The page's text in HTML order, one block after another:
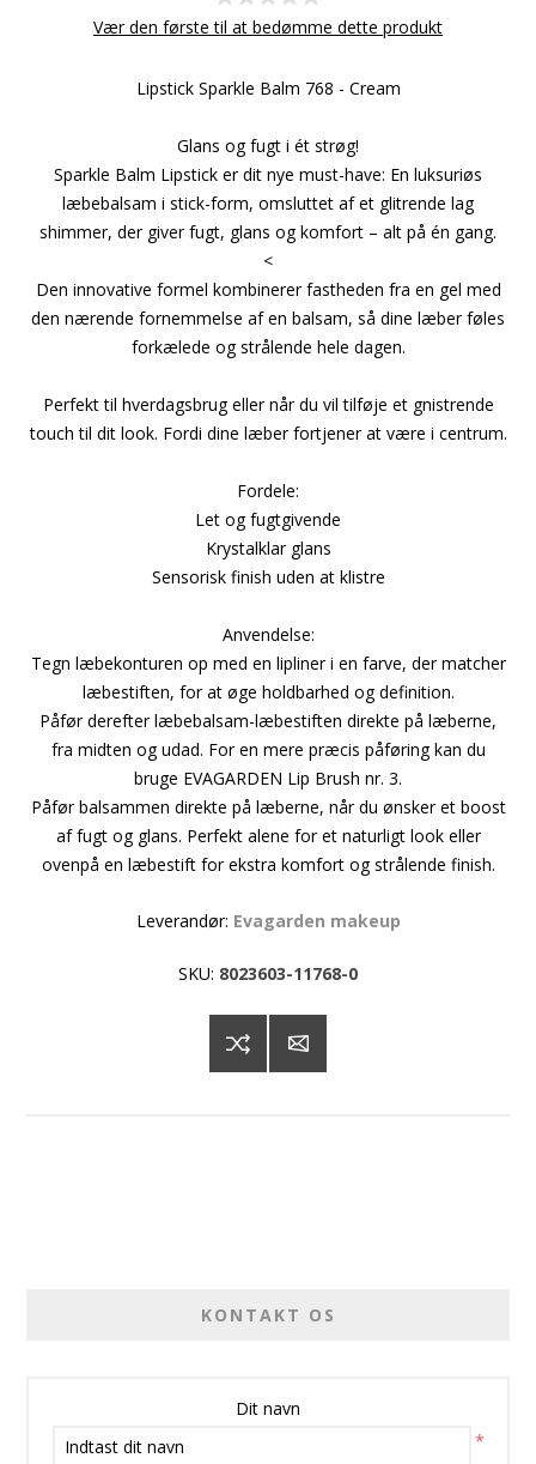
Vær den første til at bedømme dette produkt
Lipstick Sparkle Balm 768 - Cream
Glans og fugt i ét strøg!
Sparkle Balm Lipstick er dit nye must-have: En luksuriøs
læbebalsam i stick-form, omsluttet af et glitrende lag
shimmer, der giver fugt, glans og komfort – alt på én gang.
<
Den innovative formel kombinerer fastheden fra en gel med
den nærende fornemmelse af en balsam, så dine læber føles
forkælede og strålende hele dagen.
Perfekt til hverdagsbrug eller når du vil tilføje et gnistrende
touch til dit look. Fordi dine læber fortjener at være i centrum.
Fordele:
Let og fugtgivende
Krystalklar glans
Sensorisk finish uden at klistre
Anvendelse:
Tegn læbekonturen op med en lipliner i en farve, der matcher
læbestiften, for at øge holdbarhed og definition.
Påfør derefter læbebalsam-læbestiften direkte på læberne,
fra midten og udad. For en mere præcis påføring kan du
bruge EVAGARDEN Lip Brush nr. 3.
Påfør balsammen direkte på læberne, når du ønsker et boost
af fugt og glans. Perfekt alene for et naturligt look eller
ovenpå en læbestift for ekstra komfort og strålende finish.
Leverandør: Evagarden makeup
SKU: 8023603-11768-0
KONTAKT OS
Dit navn
*